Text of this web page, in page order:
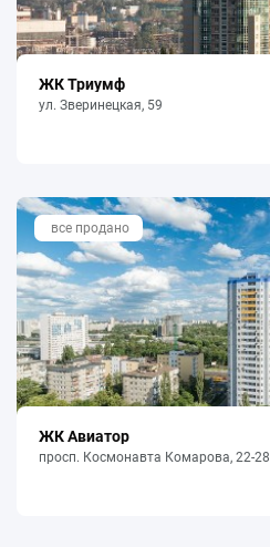
ЖК Триумф
ул. Зверинецкая, 59
все продано
ЖК Авиатор
просп. Космонавта Комарова, 22-28